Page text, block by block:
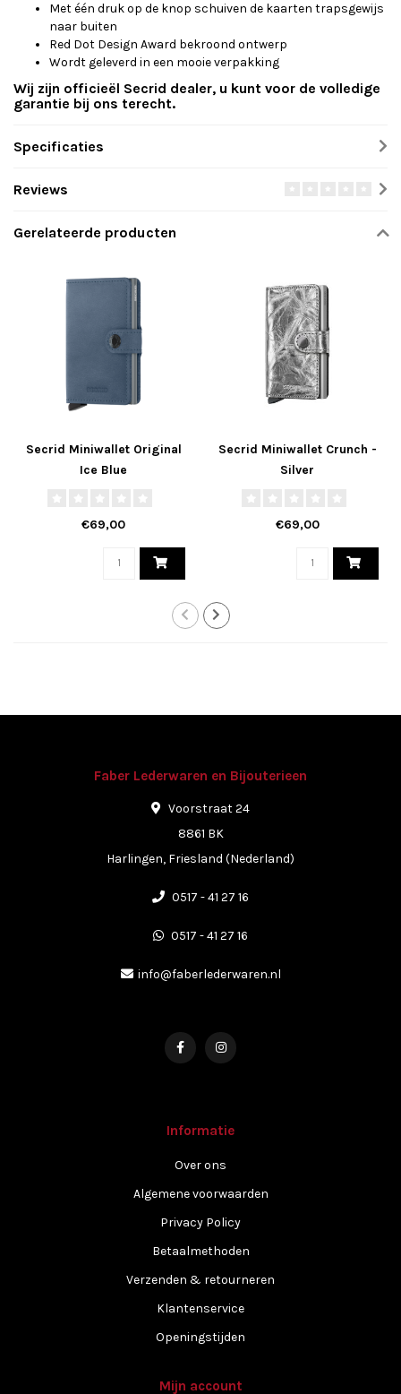
Met één druk op de knop schuiven de kaarten trapsgewijs
naar buiten
Red Dot Design Award bekroond ontwerp
Wordt geleverd in een mooie verpakking
Wij zijn officieël Secrid dealer, u kunt voor de volledige
garantie bij ons terecht.
Specificaties
Reviews
Gerelateerde producten
Secrid Miniwallet Original
Ice Blue
€69,00
Secrid Miniwallet Crunch -
Silver
€69,00
Faber Lederwaren en Bijouterieen
Voorstraat 24
8861 BK
Harlingen, Friesland (Nederland)
0517 - 41 27 16
0517 - 41 27 16
info@faberlederwaren.nl
Informatie
Over ons
Algemene voorwaarden
Privacy Policy
Betaalmethoden
Verzenden & retourneren
Klantenservice
Openingstijden
Mijn account